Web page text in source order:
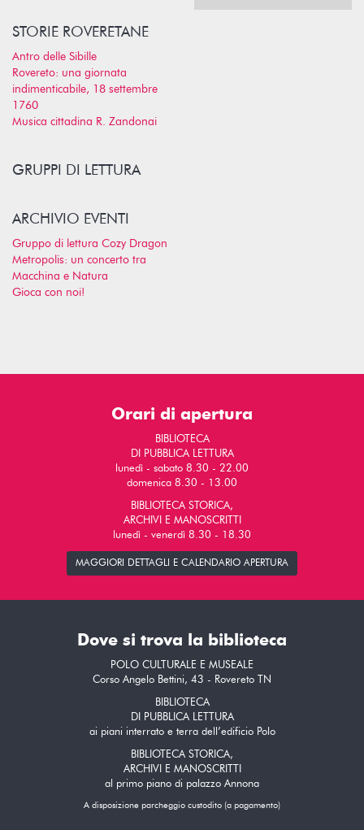
STORIE ROVERETANE
Antro delle Sibille
Rovereto: una giornata
indimenticabile, 18 settembre
1760
Musica cittadina R. Zandonai
GRUPPI DI LETTURA
ARCHIVIO EVENTI
Gruppo di lettura Cozy Dragon
Metropolis: un concerto tra
Macchina e Natura
Gioca con noi!
Orari di apertura
BIBLIOTECA
DI PUBBLICA LETTURA
lunedì - sabato 8.30 - 22.00
domenica 8.30 - 13.00
BIBLIOTECA STORICA,
ARCHIVI E MANOSCRITTI
lunedì - venerdì 8.30 - 18.30
MAGGIORI DETTAGLI E CALENDARIO APERTURA
Dove si trova la biblioteca
POLO CULTURALE E MUSEALE
Corso Angelo Bettini, 43 - Rovereto TN
BIBLIOTECA
DI PUBBLICA LETTURA
ai piani interrato e terra dell’edificio Polo
BIBLIOTECA STORICA,
ARCHIVI E MANOSCRITTI
al primo piano di palazzo Annona
A disposizione parcheggio custodito (a pagamento)